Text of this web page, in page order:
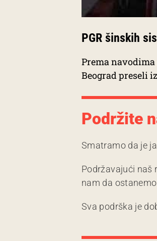
PGR šinskih
Prema navodima
Beograd preseli
Podržite
Smatramo da je
Podržavajući naš
nam da
Sva podrška je